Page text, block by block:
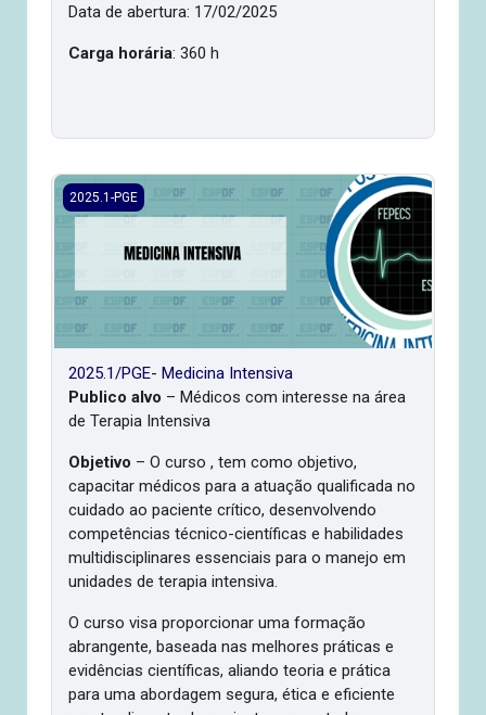
Data de abertura: 17/02/2025
Carga horária: 360 h
2025.1/PGE- Medicina Intensiva
2025.1-PGE
2025.1/PGE- Medicina Intensiva
Publico alvo – Médicos com interesse na área
de Terapia Intensiva
Objetivo – O curso , tem como objetivo,
capacitar médicos para a atuação qualificada no
cuidado ao paciente crítico, desenvolvendo
competências técnico-científicas e habilidades
multidisciplinares essenciais para o manejo em
unidades de terapia intensiva.
O curso visa proporcionar uma formação
abrangente, baseada nas melhores práticas e
evidências científicas, aliando teoria e prática
para uma abordagem segura, ética e eficiente